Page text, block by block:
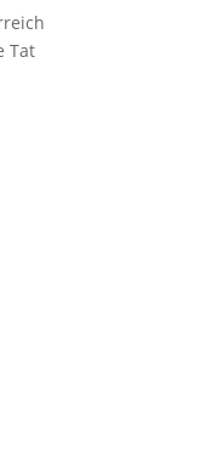
Tat